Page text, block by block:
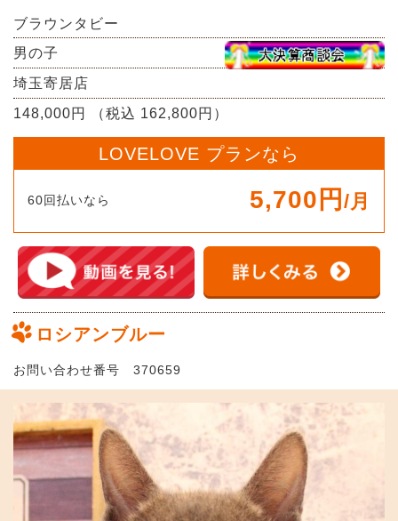
ブラウンタビー
男の子
埼玉寄居店
148,000円 （税込 162,800円）
LOVELOVE プランなら
60回払いなら 5,700円 /月
ロシアンブルー
お問い合わせ番号 370659